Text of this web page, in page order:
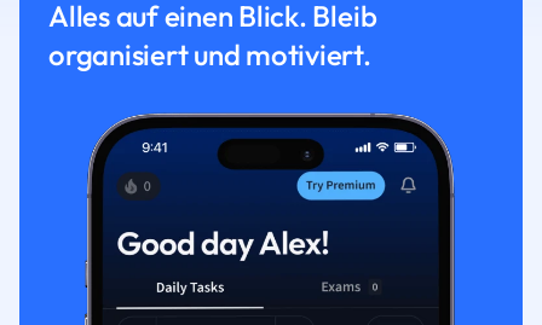
Alles auf einen Blick. Bleib
organisiert und motiviert.